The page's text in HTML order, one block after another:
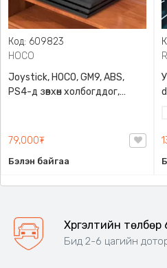
Код: 609823
HOCO
Joystick, HOCO, GM9, ABS,
PS4-д зөвхөн холбогддог,
79,000₮
Бэлэн байгаа
Хүргэлтийн
Бид 2-6 цагийн